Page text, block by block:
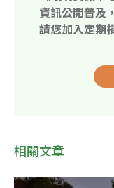
資訊公開普及
請您加入定期
相關文章